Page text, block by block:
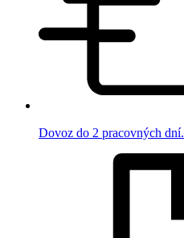
Dovoz do 2 pracovných dní.